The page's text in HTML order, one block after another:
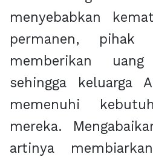
menyebabkan
permanen, pihak
memberikan uang
sehingga keluarga
memenuhi
mereka.
artinya